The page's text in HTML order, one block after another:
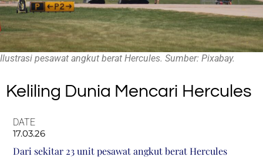
Ilustrasi pesawat angkut berat Hercules. Sumber: Pixabay.
Keliling Dunia Mencari Hercules
DATE
17.03.26
Dari sekitar 23 unit pesawat angkut berat Hercules